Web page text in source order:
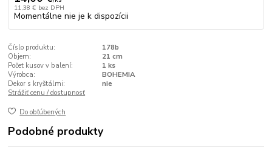
11,38 € bez DPH
Momentálne nie je k dispozícii
Číslo produktu:
178b
Objem:
21 cm
Počet kusov v balení:
1 ks
Výrobca:
BOHEMIA
Dekor s kryštálmi:
nie
Strážiť cenu / dostupnosť
Do obľúbených
Podobné produkty